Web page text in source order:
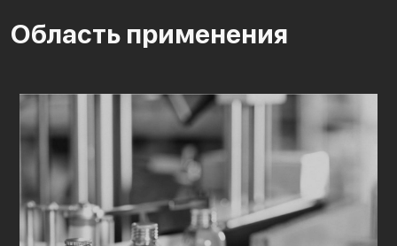
Область применения